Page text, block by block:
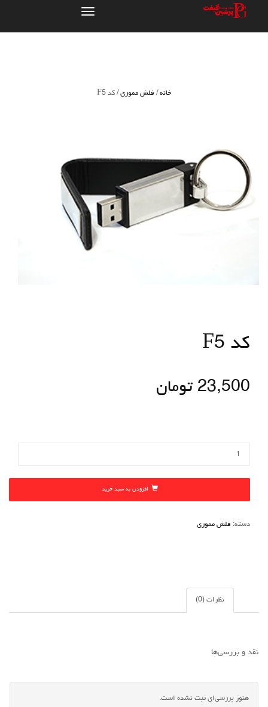
تعویض
خانه / فلش مموری / کد F5
کد F5
23,500 تومان
افزودن به سبد خرید
دسته: فلش مموری
نظرات (0)
نقد و بررسی‌ها
هنوز بررسی‌ای ثبت نشده است.